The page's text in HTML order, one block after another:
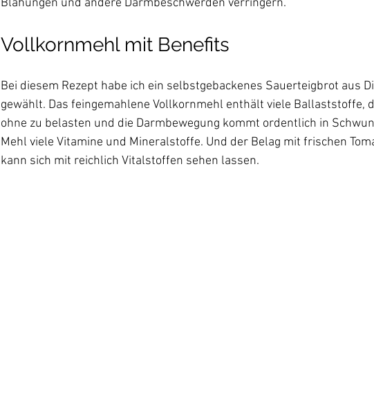
Vollkornmehl mit Benefits
Bei diesem Rezept habe ich ein selbstgebackenes Sauerteigbrot aus
gewählt. Das feingemahlene Vollkornmehl enthält viele Ballaststoffe,
ohne zu belasten und die Darmbewegung kommt ordentlich in
Mehl viele Vitamine und Mineralstoffe. Und der Belag mit frischen
kann sich mit reichlich Vitalstoffen sehen lassen.